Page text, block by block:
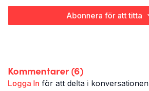
Abonnera för att titta
Kommentarer (6)
Logga In för att delta i konversationen